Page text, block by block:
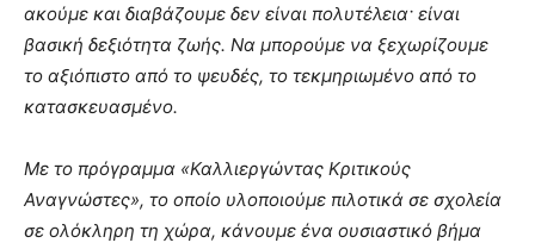
ακούμε και διαβάζουμε δεν είναι πολυτέλεια· είναι
βασική δεξιότητα ζωής. Να μπορούμε να ξεχωρίζουμε
το αξιόπιστο από το ψευδές, το τεκμηριωμένο από το
κατασκευασμένο.
Με το πρόγραμμα «Καλλιεργώντας Κριτικούς
Αναγνώστες», το οποίο υλοποιούμε πιλοτικά σε σχολεία
σε ολόκληρη τη χώρα, κάνουμε ένα ουσιαστικό βήμα